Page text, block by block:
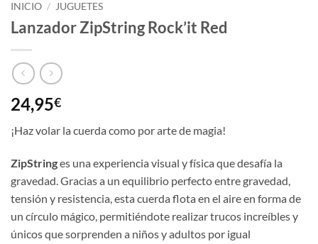
INICIO / JUGUETES
Lanzador ZipString Rock’it Red
24,95€
¡Haz volar la cuerda como por arte de magia!
ZipStringes una experiencia visual y física que desafía la
gravedad. Gracias a un equilibrio perfecto entre gravedad,
tensión y resistencia, esta cuerda flota en el aire en forma de
un círculo mágico, permitiéndote realizar trucos increíbles y
únicos que sorprenden a niños y adultos por igual